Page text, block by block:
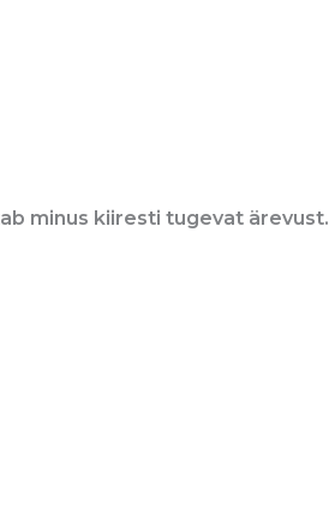
minus kiiresti tugevat ärevust.